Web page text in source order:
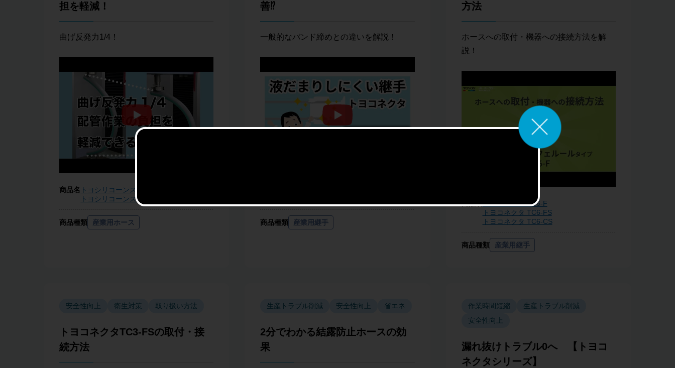
担を軽減！
曲げ反発力1/4！
商品名 トヨシリコーンスチームSホース
トヨシリコーンスチームホース
商品種類 産業用ホース
善⁉
一般的なバンド締めとの違いを解説！
商品種類 産業用継手
方法
ホースへの取付・機器への接続方法を解
説！
商品名トヨコネクタ TC6-F
トヨコネクタ TC6-FS
トヨコネクタ TC6-CS
商品種類 産業用継手
安全性向上 衛生対策 取り扱い方法
トヨコネクタTC3-FSの取付・接
続方法
生産トラブル削減 安全性向上 省エネ
2分でわかる結露防止ホースの効
果
作業時間短縮
生産トラブル削減
安全性向上
漏れ抜けトラブル0へ 【トヨコ
ネクタシリーズ】